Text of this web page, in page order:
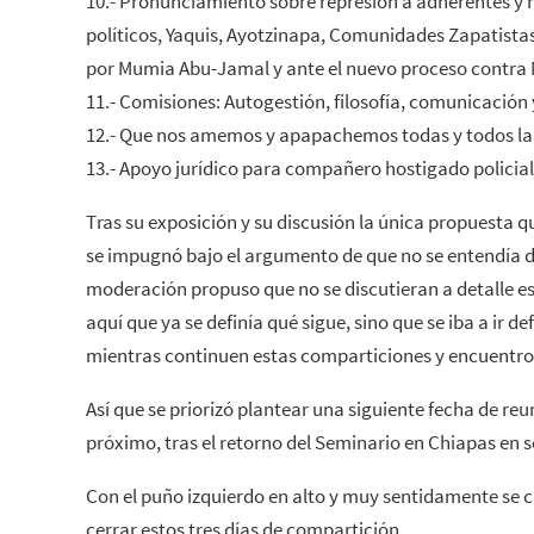
políticos, Yaquis, Ayotzinapa, Comunidades
por Mumia Abu-Jamal y ante el nuevo proceso contra
11.- Comisiones: Autogestión, filosofía,
12.- Que nos amemos y apapachemos todas y todos
13.- Apoyo jurídico para compañero hostigado
Tras su exposición y su discusión la única propuesta
se impugnó bajo el argumento de que no se entendía
moderación propuso que no se discutieran a detalle
aquí que ya se definía qué sigue, sino que se iba a ir
mientras continuen estas comparticiones y
Así que se priorizó plantear una siguiente fecha de
próximo, tras el retorno del Seminario en Chiapas en
Con el puño izquierdo en alto y muy sentidamente